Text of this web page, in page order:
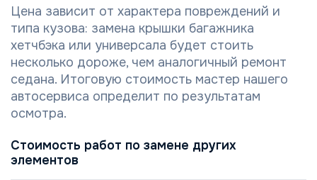
Цена зависит от характера повреждений и
типа кузова: замена крышки багажника
хетчбэка или универсала будет стоить
несколько дороже, чем аналогичный ремонт
седана. Итоговую стоимость мастер нашего
автосервиса определит по результатам
осмотра.
Стоимость работ по замене других
элементов